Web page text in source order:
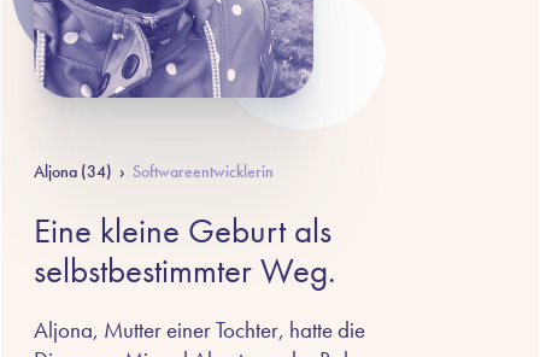
Aljona (34) › Softwareentwicklerin
Eine kleine Geburt als
selbstbestimmter Weg.
Aljona, Mutter einer Tochter, hatte die